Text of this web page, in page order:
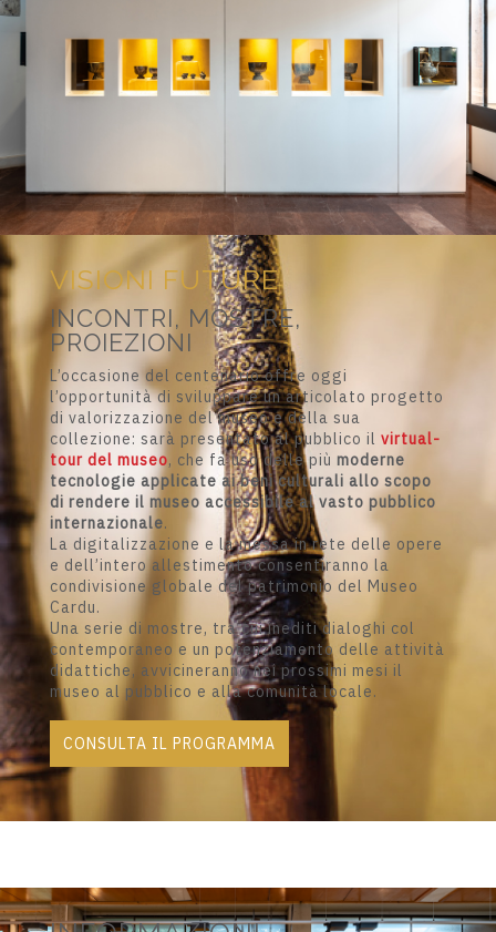
VISIONI FUTURE
INCONTRI, MOSTRE,
PROIEZIONI
L’occasione del centenario offre oggi
l’opportunità di sviluppare un articolato progetto
di valorizzazione del museo e della sua
collezione: sarà presentato al pubblico il virtual-
tour del museo, che fa uso delle più moderne
tecnologie applicate ai beni culturali allo scopo
di rendere il museo accessibile al vasto pubblico
internazionale.
La digitalizzazione e la messa in rete delle opere
e dell’intero allestimento consentiranno la
condivisione globale del patrimonio del Museo
Cardu.
Una serie di mostre, tra cui inediti dialoghi col
contemporaneo e un potenziamento delle attività
didattiche, avvicineranno nei prossimi mesi il
museo al pubblico e alla comunità locale.
CONSULTA IL PROGRAMMA